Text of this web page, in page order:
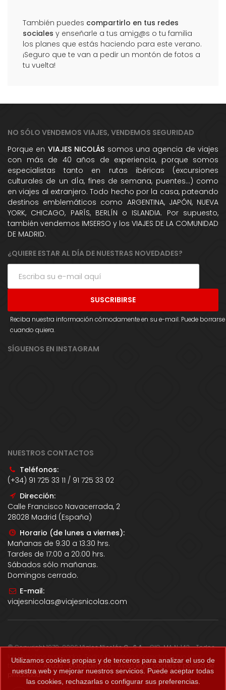
También puedes compartirlo en tus redes
sociales y enseñarle a tus amig@s o tu familia
los planes que estás haciendo para este verano.
¡Seguro que te van a pedir un montón de fotos a
tu vuelta!
NO SÓLO VENDEMOS VIAJES, VENDEMOS SEGURIDAD
Porque en VIAJES NICOLÁS somos una agencia de viajes
con más de 40 años de experiencia, porque somos
especialistas tanto en rutas ibéricas (excursiones
culturales de un dÍa, fines de semana, puentes...) como
en viajes al extranjero. Todo hecho por la casa, pateando
destinos emblemáticos como ARGENTINA, JAPÓN, NUEVA
YORK, CHICAGO, PARÍS, BERLÍN o ISLANDIA. Por supuesto,
también vendemos IMSERSO y los VIAJES DE LA COMUNIDAD
DE MADRID.
¿QUIERE ESTAR AL DÍA DE NUESTRAS NOVEDADES?
Reciba nuestra información cómodamente en su e-mail. Puede borrarse
cuando quiera.
SÍGUENOS EN INSTAGRAM
NUESTROS CONTACTOS
Teléfonos:
(+34) 91 725 33 11 / 91 725 33 02
Dirección:
Calle Francisco Navacerrada, 2
28028 Madrid (España)
Horario (de lunes a viernes):
Mañanas de 9:30 a 13:30 hrs.
Tardes de 17:00 a 20:00 hrs.
Sábados sólo mañanas.
Domingos cerrado.
E-mail:
viajesnicolas@viajesnicolas.com
© Copyright 1979-2026Viajes Nicolás G., S.A.- CIC-MA N. 143 - Todos
los derechos reservados. Todos los precios correctos salvo error
tipográfico. Ayuda-Mapa del sitio -Aviso legal, cookies y política de
privacidad.
Utilizamos cookies propias y de terceros para analizar el uso de
nuestra web y mejorar nuestros servicios. Puede aceptar todas
las cookies, rechazarlas o configurar sus preferencias.